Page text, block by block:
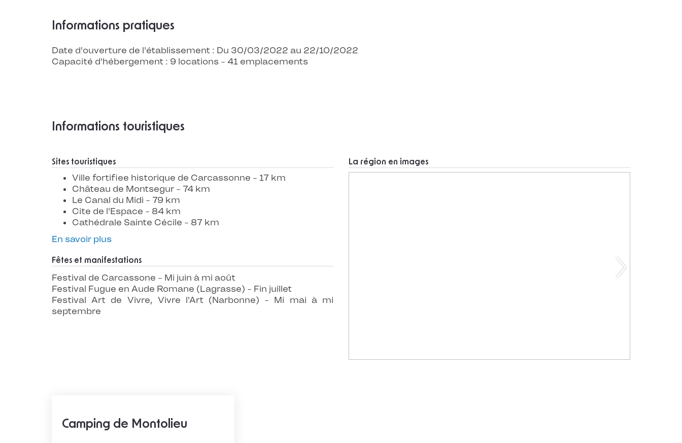
Informations pratiques
Date d'ouverture de l'établissement : Du 30/03/2022 au 22/10/2022
Capacité d'hébergement : 9 locations - 41 emplacements
Informations touristiques
Sites touristiques
Ville fortifiee historique de Carcassonne - 17 km
Château de Montsegur - 74 km
Le Canal du Midi - 79 km
Cite de l'Espace - 84 km
Cathédrale Sainte Cécile - 87 km
En savoir plus
Fêtes et manifestations
Festival de Carcassone - Mi juin à mi août
Festival Fugue en Aude Romane (Lagrasse) - Fin juillet
Festival Art de Vivre, Vivre l'Art (Narbonne) - Mi mai à mi
septembre
La région en images
Camping de Montolieu